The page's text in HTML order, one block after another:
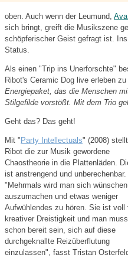
oben. Auch wenn der Leumund,
sich bringt, greift die Musikszene
schöpferischer Geist gefragt ist.
Status.
Als einen "Trip ins Unerforschte"
Ribot's Ceramic Dog live erleben
Energiepaket, das die Menschen
Stilgefilde vorstößt. Mit dem Trio
Geht das? Das geht!
Mit " Party Intellectuals" (2008) stellt
Ribot die zur Musik gewordene
Chaostheorie in die Plattenläden.
ist anstrengend und unberechenbar.
"Mehrmals wird man sich
auszumachen und etwas weniger
Aufwühlendes zu hören. Sie ist voll
kreativer Dreistigkeit und man muss
schon bereit sein, sich auf diese
durchgeknallte Reizüberflutung
einzulassen", fasst Tristan